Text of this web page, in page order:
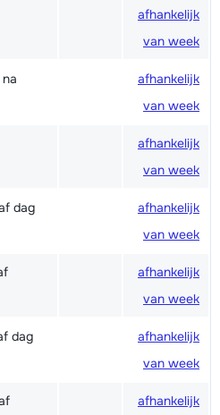
afhankelijk
van week
afhankelijk
van week
afhankelijk
van week
dag
afhankelijk
van week
afhankelijk
van week
dag
afhankelijk
van week
afhankelijk